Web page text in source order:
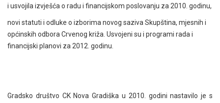
i usvojila izvješća o radu i financijskom poslovanju za 2010. godinu,
novi statuti i odluke o izborima novog saziva Skupština, mjesnih i
općinskih odbora Crvenog križa. Usvojeni su i programi rada i
financijski planovi za 2012. godinu.
Gradsko društvo CK Nova Gradiška u 2010. godini nastavilo je s